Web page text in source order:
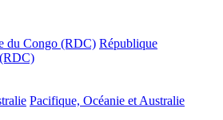
du Congo (RDC) République
Pacifique, Océanie et Australie